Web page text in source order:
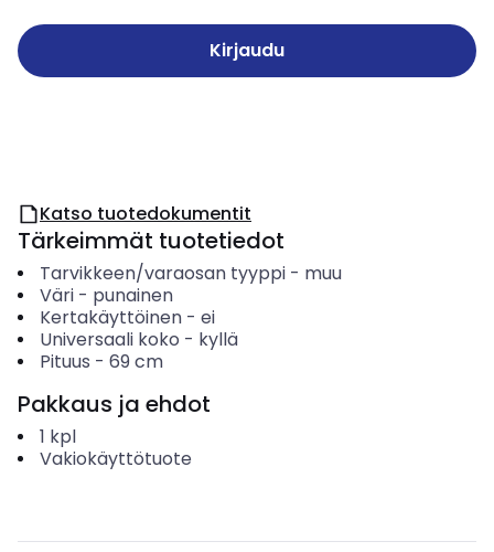
Kirjaudu
Katso tuotedokumentit
Tärkeimmät tuotetiedot
Tarvikkeen/varaosan tyyppi- muu
Väri- punainen
Kertakäyttöinen- ei
Universaali koko - kyllä
Pituus - 69 cm
Pakkaus ja ehdot
1 kpl
Vakiokäyttötuote